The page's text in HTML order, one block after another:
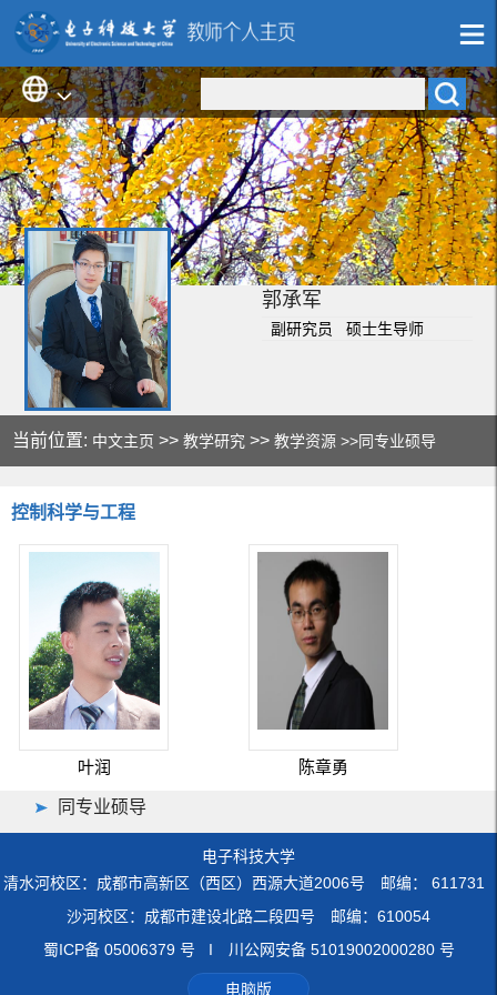
郭承军
副研究员 硕士生导师
当前位置: 中文主页 >>教学研究 >>教学资源 >>同专业硕导
控制科学与工程
叶润 陈章勇
同专业硕导
电子科技大学
清水河校区：成都市高新区（西区）西源大道2006号 邮编： 611731
沙河校区：成都市建设北路二段四号 邮编：610054
蜀ICP备 05006379 号 I 川公网安备 51019002000280 号
电脑版